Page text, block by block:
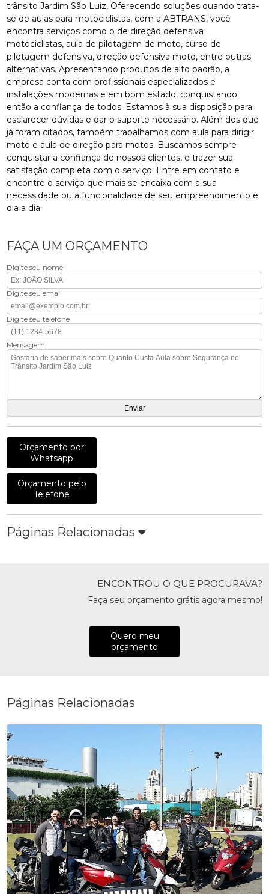
trânsito Jardim São Luiz, Oferecendo soluções quando trata-
se de aulas para motociclistas, com a ABTRANS, você
encontra serviços como o de direção defensiva
motociclistas, aula de pilotagem de moto, curso de
pilotagem defensiva, direção defensiva moto, entre outras
alternativas. Apresentando produtos de alto padrão, a
empresa conta com profissionais especializados e
instalações modernas e em bom estado, conquistando
então a confiança de todos. Estamos à sua disposição para
esclarecer dúvidas e dar o suporte necessário. Além dos que
já foram citados, também trabalhamos com aula para dirigir
moto e aula de direção para motos. Buscamos sempre
conquistar a confiança de nossos clientes, e trazer sua
satisfação completa com o serviço. Entre em contato e
encontre o serviço que mais se encaixa com a sua
necessidade ou a funcionalidade de seu empreendimento e
dia a dia.
FAÇA UM ORÇAMENTO
Digite seu nome
Digite seu email
Digite seu telefone
Mensagem
Orçamento por
Whatsapp
Orçamento pelo
Telefone
Páginas Relacionadas
ENCONTROU O QUE PROCURAVA?
Faça seu orçamento grátis agora mesmo!
Quero meu
orçamento
Páginas Relacionadas